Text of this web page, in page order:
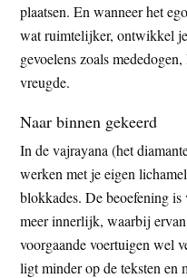
plaatsen. En wanneer het
wat ruimtelijker, ontwikkel
gevoelens zoals
vreugde.
Naar binnen gekeerd
In de vajrayana (het
werken met je eigen
blokkades. De beoefening is
meer innerlijk, waarbij
voorgaande voertuigen wel
ligt minder op de teksten en